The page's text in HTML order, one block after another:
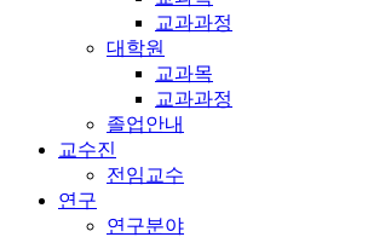
교과과정
대학원
교과목
교과과정
졸업안내
교수진
전임교수
연구
연구분야